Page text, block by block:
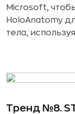
Microsoft,
HoloAnatomy
тела,
Тренд №8.